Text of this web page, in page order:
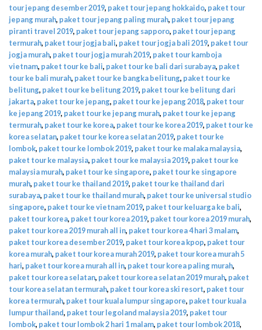
tour jepang desember 2019, paket tour jepang hokkaido, paket tour
jepang murah, paket tour jepang paling murah, paket tour jepang
piranti travel 2019, paket tour jepang sapporo, paket tour jepang
termurah, paket tour jogja bali, paket tour jogja bali 2019, paket tour
jogja murah, paket tour jogja murah 2019, paket tour kamboja
vietnam, paket tour ke bali, paket tour ke bali dari surabaya, paket
tour ke bali murah, paket tour ke bangka belitung, paket tour ke
belitung, paket tour ke belitung 2019, paket tour ke belitung dari
jakarta, paket tour ke jepang, paket tour ke jepang 2018, paket tour
ke jepang 2019, paket tour ke jepang murah, paket tour ke jepang
termurah, paket tour ke korea, paket tour ke korea 2019, paket tour ke
korea selatan, paket tour ke korea selatan 2019, paket tour ke
lombok, paket tour ke lombok 2019, paket tour ke malaka malaysia,
paket tour ke malaysia, paket tour ke malaysia 2019, paket tour ke
malaysia murah, paket tour ke singapore, paket tour ke singapore
murah, paket tour ke thailand 2019, paket tour ke thailand dari
surabaya, paket tour ke thailand murah, paket tour ke universal studio
singapore, paket tour ke vietnam 2019, paket tour keluarga ke bali,
paket tour korea, paket tour korea 2019, paket tour korea 2019 murah,
paket tour korea 2019 murah all in, paket tour korea 4 hari 3 malam,
paket tour korea desember 2019, paket tour korea kpop, paket tour
korea murah, paket tour korea murah 2019, paket tour korea murah 5
hari, paket tour korea murah all in, paket tour korea paling murah,
paket tour korea selatan, paket tour korea selatan 2019 murah, paket
tour korea selatan termurah, paket tour korea ski resort, paket tour
korea termurah, paket tour kuala lumpur singapore, paket tour kuala
lumpur thailand, paket tour legoland malaysia 2019, paket tour
lombok, paket tour lombok 2 hari 1 malam, paket tour lombok 2018,